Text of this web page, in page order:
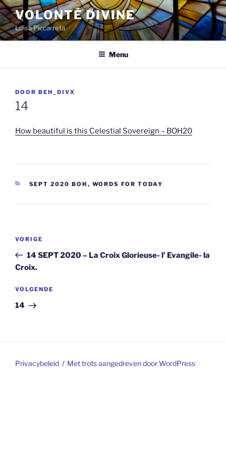
Spring
naar
de
inhoud
VOLONTÉ DIVINE
Luisa Piccarreta
Menu
GEPLAATST
OP
DOOR BEH_DIVX
14
How beautiful is this Celestial Sovereign – BOH20
CATEGORIEËN
SEPT 2020 BOH , WORDS FOR TODAY
Vorig
bericht
VORIGE
14 SEPT 2020 – La Croix Glorieuse- l’ Evangile- la
Croix.
Volgend
bericht
VOLGENDE
14
Privacybeleid Met trots aangedreven door WordPress